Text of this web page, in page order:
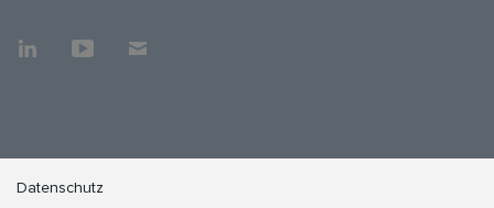
Datenschutz